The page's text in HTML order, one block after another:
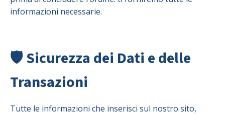
informazioni necessarie.
🛡️ Sicurezza dei Dati e delle
Transazioni
Tutte le informazioni che inserisci sul nostro sito,